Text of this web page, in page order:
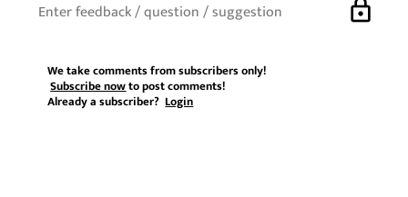
lock
We take comments from subscribers only!
Subscribe nowto post comments!
Already a subscriber?Login